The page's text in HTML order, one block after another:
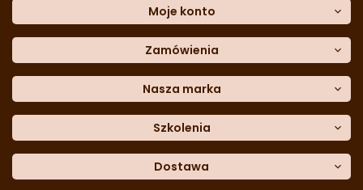
Sklep stacjonarny
Formularz kontaktowy
Blog
telefon:601 767 272
Polityka prywatności
Polityka cookies
Polityka reklamacji
Polityka zwrotów
Dostępność cyfrowa
Moje konto
Moje dane
Historia zamówień
Lista ulubionych
Moje rabaty
Zamówienia
Metody płatności
Dane do przelewu
Formularzreklamacji
Formularzzwrotu
Nasza marka
Trio Gelato
CDN
Szkolenia
Academy of Baker Arts
Dostawa